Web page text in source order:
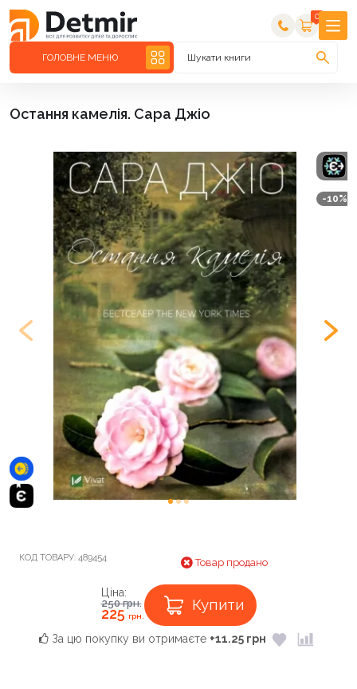
0
ГОЛОВНЕ МЕНЮ Шукати книги
Остання камелія. Сара Джіо
-10%
КОД ТОВАРУ: 489454 Товар продано
Ціна:
250грн.
225грн.
Купити
За цю покупку ви отримаєте +11.25 грн